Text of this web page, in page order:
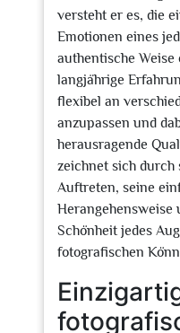
versteht er es, die
Emotionen eines
authentische
langjährige
flexibel an
anzupassen und
herausragende
zeichnet sich durch
Auftreten, seine
Herangehensweise
Schönheit jedes
fotografischen